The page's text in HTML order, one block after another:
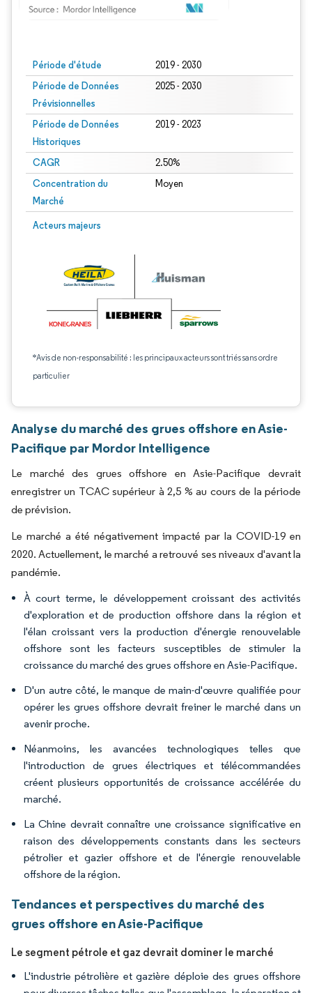
Période d'étude 2019 - 2030
Période de Données
Prévisionnelles
2025 - 2030
Période de Données
Historiques
2019 - 2023
CAGR 2.50%
Concentration du
Marché
Moyen
Acteurs majeurs
*Avis de non-responsabilité : les principaux acteurs sont triés sans ordre
particulier
Analyse du marché des grues offshore en Asie-
Pacifique par Mordor Intelligence
Le marché des grues offshore en Asie-Pacifique devrait
enregistrer un TCAC supérieur à 2,5 % au cours de la période
de prévision.
Le marché a été négativement impacté par la COVID-19 en
2020. Actuellement, le marché a retrouvé ses niveaux d'avant la
pandémie.
À court terme, le développement croissant des activités
d'exploration et de production offshore dans la région et
l'élan croissant vers la production d'énergie renouvelable
offshore sont les facteurs susceptibles de stimuler la
croissance du marché des grues offshore en Asie-Pacifique.
D'un autre côté, le manque de main-d'œuvre qualifiée pour
opérer les grues offshore devrait freiner le marché dans un
avenir proche.
Néanmoins, les avancées technologiques telles que
l'introduction de grues électriques et télécommandées
créent plusieurs opportunités de croissance accélérée du
marché.
La Chine devrait connaître une croissance significative en
raison des développements constants dans les secteurs
pétrolier et gazier offshore et de l'énergie renouvelable
offshore de la région.
Tendances et perspectives du marché des
grues offshore en Asie-Pacifique
Le segment pétrole et gaz devrait dominer le marché
L'industrie pétrolière et gazière déploie des grues offshore